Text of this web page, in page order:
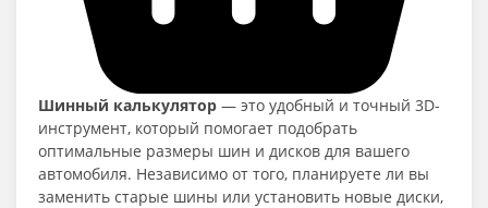
Шинный калькулятор — это удобный и точный 3D-
инструмент, который помогает подобрать
оптимальные размеры шин и дисков для вашего
автомобиля. Независимо от того, планируете ли вы
заменить старые шины или установить новые диски,